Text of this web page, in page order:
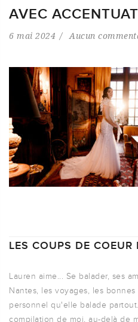
AVEC
6 mai 2024 Aucun
LES COUPS DE COEUR
Lauren aime... Se balader, ses
Nantes, les voyages, les
personnel qu'elle balade
compilation de moi, au-delà de